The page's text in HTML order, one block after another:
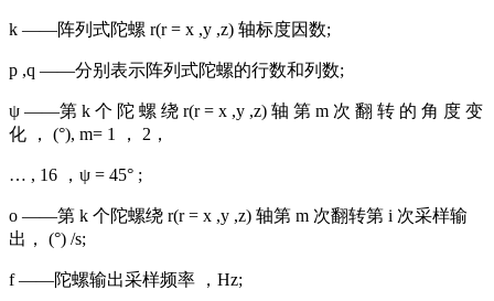
k ——阵列式陀螺 r(r = x ,y ,z) 轴标度因数;
p ,q ——分别表示阵列式陀螺的行数和列数;
ψ ——第 k 个 陀 螺 绕 r(r = x ,y ,z) 轴 第 m 次 翻 转 的 角 度 变
化 ， (°), m= 1 ， 2，
… , 16 ，ψ = 45° ;
o ——第 k 个陀螺绕 r(r = x ,y ,z) 轴第 m 次翻转第 i 次采样输
出， (°) /s;
f ——陀螺输出采样频率 ，Hz;